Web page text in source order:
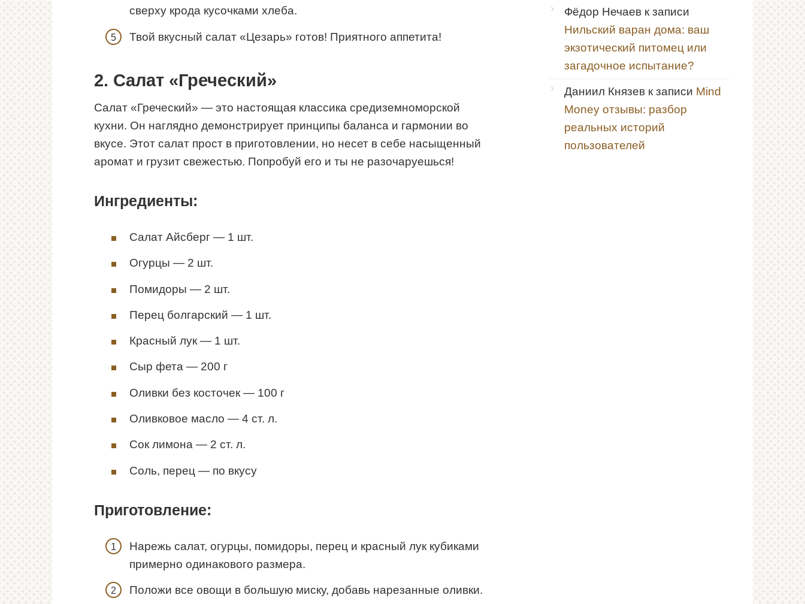
сверху крода кусочками хлеба.
Твой вкусный салат «Цезарь» готов! Приятного аппетита!
2. Салат «Греческий»
Салат «Греческий» — это настоящая классика средиземноморской
кухни. Он наглядно демонстрирует принципы баланса и гармонии во
вкусе. Этот салат прост в приготовлении, но несет в себе насыщенный
аромат и грузит свежестью. Попробуй его и ты не разочаруешься!
Ингредиенты:
Салат Айсберг — 1 шт.
Огурцы — 2 шт.
Помидоры — 2 шт.
Перец болгарский — 1 шт.
Красный лук — 1 шт.
Сыр фета — 200 г
Оливки без косточек — 100 г
Оливковое масло — 4 ст. л.
Сок лимона — 2 ст. л.
Соль, перец — по вкусу
Приготовление:
Нарежь салат, огурцы, помидоры, перец и красный лук кубиками
примерно одинакового размера.
Положи все овощи в большую миску, добавь нарезанные оливки.
Фёдор Нечаев к записи
Нильский варан дома: ваш
экзотический питомец или
загадочное испытание?
Даниил Князев к записи Mind
Money отзывы: разбор
реальных историй
пользователей